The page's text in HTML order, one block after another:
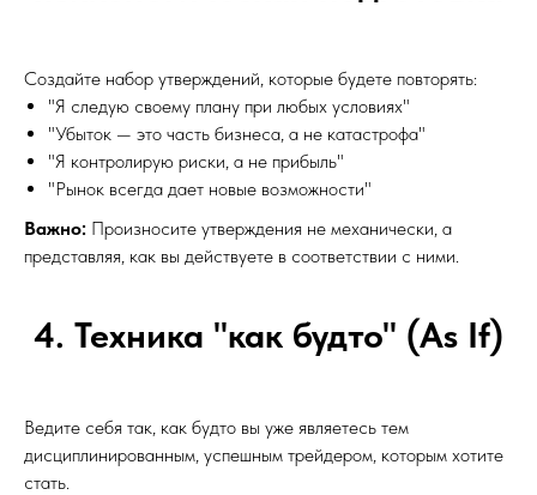
Создайте набор утверждений, которые будете повторять:
"Я следую своему плану при любых условиях"
"Убыток — это часть бизнеса, а не катастрофа"
"Я контролирую риски, а не прибыль"
"Рынок всегда дает новые возможности"
Важно: Произносите утверждения не механически, а
представляя, как вы действуете в соответствии с ними.
4. Техника "как будто" (As If)
Ведите себя так, как будто вы уже являетесь тем
дисциплинированным, успешным трейдером, которым хотите
стать.